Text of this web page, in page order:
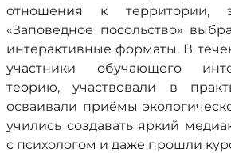
отношения к территории,
«Заповедное посольство»
интерактивные форматы. В
участники обучающего
теорию, участвовали в
осваивали приёмы
учились создавать яркий
с психологом и даже прошли